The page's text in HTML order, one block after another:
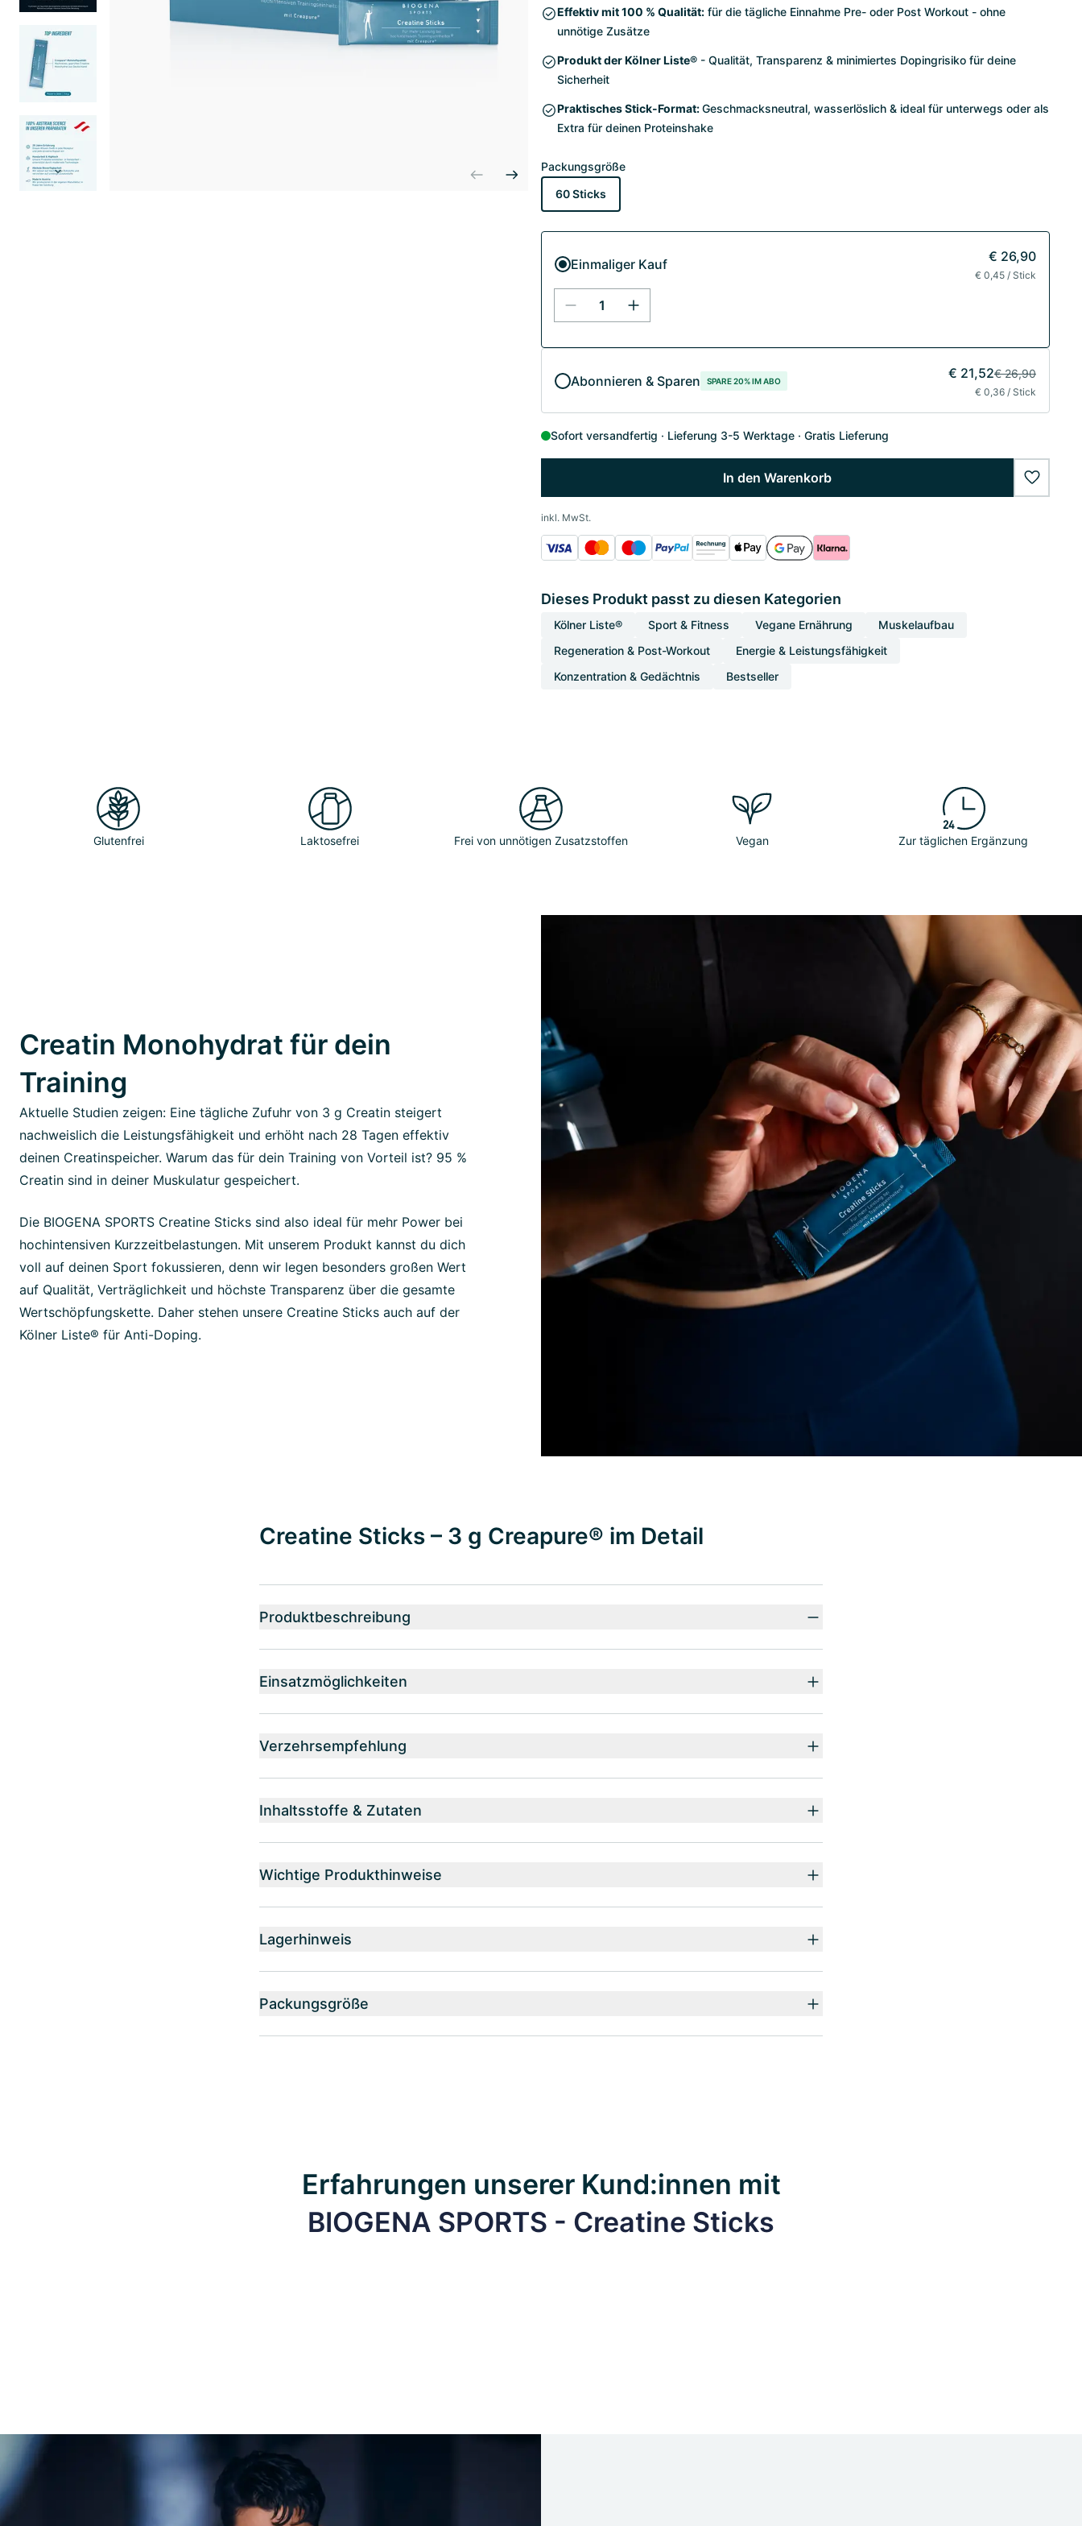
Effektiv mit 100 % Qualität: für die tägliche Einnahme Pre- oder Post Workout - ohne
unnötige Zusätze
Produkt der Kölner Liste® - Qualität, Transparenz & minimiertes Dopingrisiko für deine
Sicherheit
Praktisches Stick-Format:Geschmacksneutral, wasserlöslich & ideal für unterwegs oder als
Extra für deinen Proteinshake
Packungsgröße
60 Sticks
Einmaliger Kauf € 26,90
€ 0,45 / Stick
Abonnieren & Sparen SPARE 20% IM ABO € 21,52€ 26,90
€ 0,36 / Stick
Sofort versandfertig Lieferung 3-5 Werktage Gratis Lieferung
In den Warenkorb
inkl. MwSt.
Dieses Produkt passt zu diesen Kategorien
Kölner Liste® Sport & Fitness Vegane Ernährung
Muskelaufbau
Regeneration & Post-Workout
Energie & Leistungsfähigkeit
Konzentration & Gedächtnis
Bestseller
Glutenfrei Laktosefrei Frei von unnötigen Zusatzstoffen Vegan Zur täglichen Ergänzung
Creatin Monohydrat für dein
Training
Aktuelle Studien zeigen: Eine tägliche Zufuhr von 3 g Creatin steigert
nachweislich die Leistungsfähigkeit und erhöht nach 28 Tagen effektiv
deinen Creatinspeicher. Warum das für dein Training von Vorteil ist? 95 %
Creatin sind in deiner Muskulatur gespeichert.
Die BIOGENA SPORTS Creatine Sticks sind also ideal für mehr Power bei
hochintensiven Kurzzeitbelastungen. Mit unserem Produkt kannst du dich
voll auf deinen Sport fokussieren, denn wir legen besonders großen Wert
auf Qualität, Verträglichkeit und höchste Transparenz über die gesamte
Wertschöpfungskette. Daher stehen unsere Creatine Sticks auch auf der
Kölner Liste® für Anti-Doping.
Creatine Sticks – 3 g Creapure® im Detail
Produktbeschreibung
Einsatzmöglichkeiten
Verzehrsempfehlung
Inhaltsstoffe & Zutaten
Wichtige Produkthinweise
Lagerhinweis
Packungsgröße
Erfahrungen unserer Kund:innen mit
BIOGENA SPORTS - Creatine Sticks